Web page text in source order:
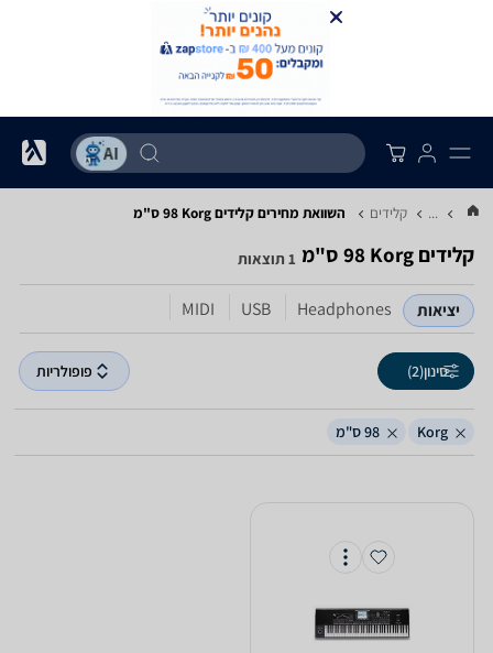
... קלידים השוואת מחירים קלידים ‏Korg ‏98 ‏ס"מ
קלידים ‏Korg ‏98 ‏ס"מ 1 תוצאות
יציאות Headphones
USB
MIDI
סינון(2) פופולריות
Korg 98 ס"מ